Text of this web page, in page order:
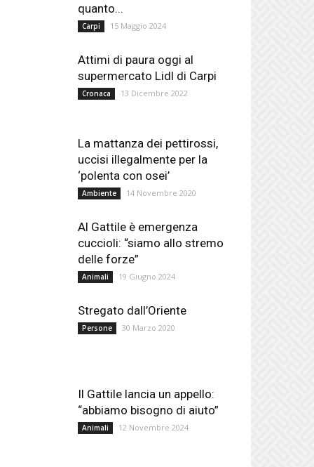
quanto...
Carpi 15 Maggio 2024
Attimi di paura oggi al
supermercato Lidl di Carpi
Cronaca 13 Dicembre 2022
La mattanza dei pettirossi,
uccisi illegalmente per la
‘polenta con osei’
Ambiente 14 Novembre 2020
Al Gattile è emergenza
cuccioli: “siamo allo stremo
delle forze”
Animali 19 Giugno 2024
Stregato dall’Oriente
Persone 30 Marzo 2020
Il Gattile lancia un appello:
“abbiamo bisogno di aiuto”
Animali 12 Novembre 2024